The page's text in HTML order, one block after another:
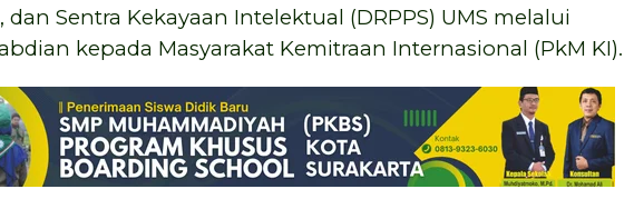
dan Sentra Kekayaan Intelektual (DRPPS) UMS melalui
kepada Masyarakat Kemitraan Internasional (PkM KI).